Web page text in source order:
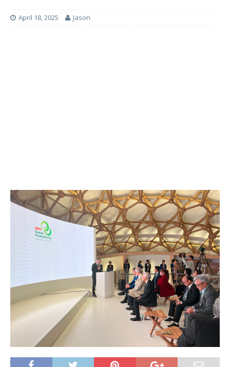
April 18, 2025 Jason